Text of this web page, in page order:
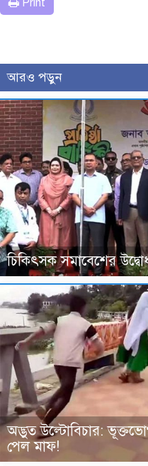
আরও পড়ুন
চিকিৎসক সমাবেশের
অদ্ভুত উল্টোবিচার:
পেল মাফ!